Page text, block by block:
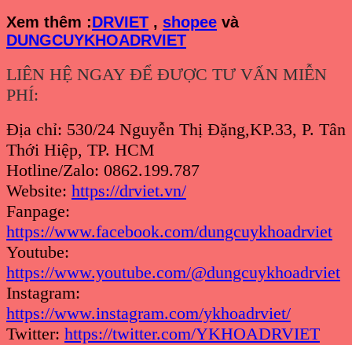
Xem thêm :DRVIET , shopee và
DUNGCUYKHOADRVIET
LIÊN HỆ NGAY ĐỂ ĐƯỢC TƯ VẤN MIỄN
PHÍ:
Địa chỉ: 530/24 Nguyễn Thị Đặng,KP.33, P. Tân
Thới Hiệp, TP. HCM
Hotline/Zalo: 0862.199.787
Website: https://drviet.vn/
Fanpage:
https://www.facebook.com/dungcuykhoadrviet
Youtube:
https://www.youtube.com/@dungcuykhoadrviet
Instagram:
https://www.instagram.com/ykhoadrviet/
Twitter: https://twitter.com/YKHOADRVIET